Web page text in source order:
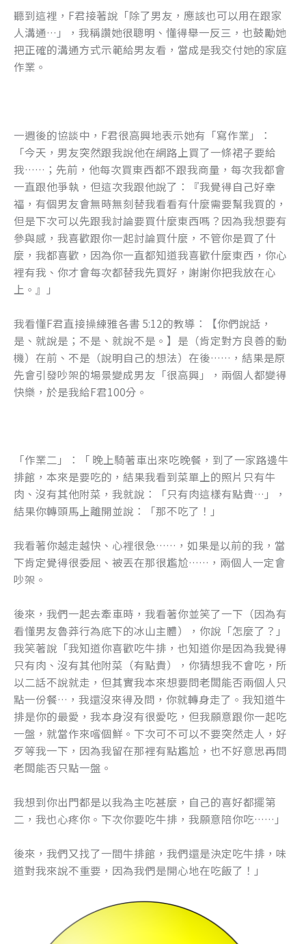
聽到這裡，F君接著說「除了男友，應該也可以用在跟家
人溝通…」，我稱讚她很聰明、懂得舉一反三，也鼓勵她
把正確的溝通方式示範給男友看，當成是我交付她的家庭
作業。
一週後的協談中，F君很高興地表示她有「寫作業」：
「今天，男友突然跟我說他在網路上買了一條裙子要給
我……；先前，他每次買東西都不跟我商量，每次我都會
一直跟他爭執，但這次我跟他說了：『我覺得自己好幸
福，有個男友會無時無刻替我看看有什麼需要幫我買的，
但是下次可以先跟我討論要買什麼東西嗎？因為我想要有
參與感，我喜歡跟你一起討論買什麼，不管你是買了什
麼，我都喜歡，因為你一直都知道我喜歡什麼東西，你心
裡有我、你才會每次都替我先買好，謝謝你把我放在心
上。』」
我看懂F君直接操練雅各書 5:12的教導：【你們說話，
是、就說是；不是、就說不是。】是（肯定對方良善的動
機）在前、不是（說明自己的想法）在後……，結果是原
先會引發吵架的場景變成男友「很高興」，兩個人都變得
快樂，於是我給F君100分。
「作業二」：「 晚上騎著車出來吃晚餐，到了一家路邊牛
排館，本來是要吃的，結果我看到菜單上的照片只有牛
肉、沒有其他附菜，我就說：「只有肉這樣有點貴…」，
結果你轉頭馬上離開並說：「那不吃了！」
我看著你越走越快、心裡很急……，如果是以前的我，當
下肯定覺得很委屈、被丟在那很尷尬……，兩個人一定會
吵架。
後來，我們一起去牽車時，我看著你並笑了一下（因為有
看懂男友魯莽行為底下的冰山主體），你說「怎麼了？」
我笑著說「我知道你喜歡吃牛排，也知道你是因為我覺得
只有肉、沒有其他附菜（有點貴），你猜想我不會吃，所
以二話不說就走，但其實我本來想要問老闆能否兩個人只
點一份餐…，我還沒來得及問，你就轉身走了。我知道牛
排是你的最愛，我本身沒有很愛吃，但我願意跟你一起吃
一盤，就當作來嚐個鮮。下次可不可以不要突然走人，好
歹等我一下，因為我留在那裡有點尷尬，也不好意思再問
老闆能否只點一盤。
我想到你出門都是以我為主吃甚麼，自己的喜好都擺第
二，我也心疼你。下次你要吃牛排，我願意陪你吃……」
後來，我們又找了一間牛排館，我們還是決定吃牛排，味
道對我來說不重要，因為我們是開心地在吃飯了！」